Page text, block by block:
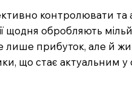
контролювати та
щодня обробляють
прибуток, але й
що стає актуальним